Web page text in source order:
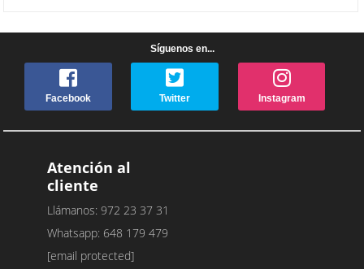
Síguenos en...
Facebook Twitter Instagram
Atención al
cliente
Llámanos: 972 23 37 31
Whatsapp: 648 179 479
[email protected]